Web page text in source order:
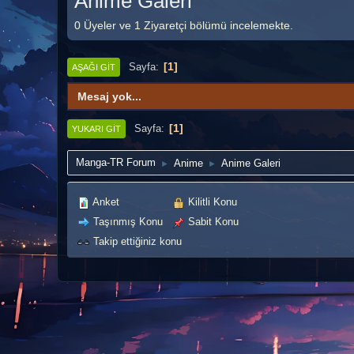
0 Üyeler ve 1 Ziyaretçi bölümü incelemekte.
AŞAĞI GIT Sayfa 1
Mesaj yok...
YUKARI GIT Sayfa 1
Manga-TR Forum ► Anime ► Anime Galeri
Anket
Taşınmış Konu
Kilitli Konu
Sabit Konu
Takip ettiğiniz konu